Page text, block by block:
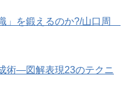
」を鍛えるのか?/山口周
術―図解表現23のテクニ